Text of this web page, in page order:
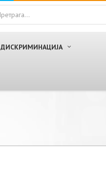
ДИСКРИМИНАЦИЈА